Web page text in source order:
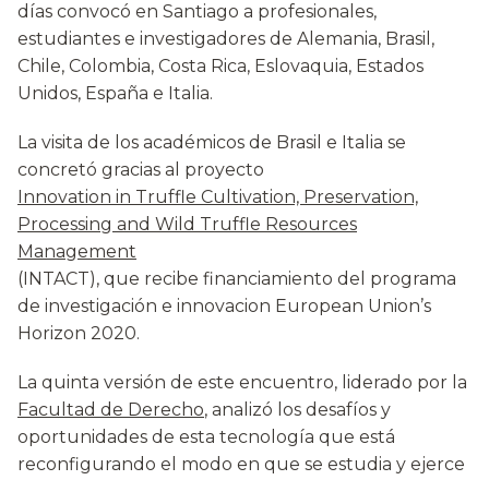
días convocó en Santiago a profesionales,
estudiantes e investigadores de Alemania, Brasil,
Chile, Colombia, Costa Rica, Eslovaquia, Estados
Unidos, España e Italia.
La visita de los académicos de Brasil e Italia se
concretó gracias al proyecto
Innovation in Truffle Cultivation, Preservation,
Processing and Wild Truffle Resources
Management
(INTACT), que recibe financiamiento del programa
de investigación e innovacion European Union’s
Horizon 2020.
La quinta versión de este encuentro, liderado por la
Facultad de Derecho, analizó los desafíos y
oportunidades de esta tecnología que está
reconfigurando el modo en que se estudia y ejerce